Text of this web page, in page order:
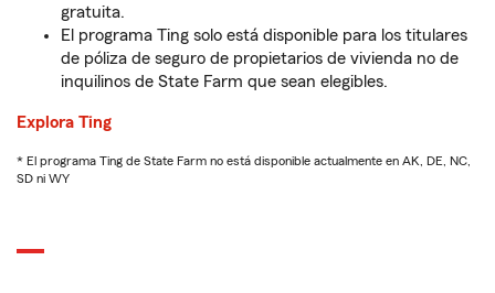
gratuita.
El programa Ting solo está disponible para los titulares
de póliza de seguro de propietarios de vivienda no de
inquilinos de State Farm que sean elegibles.
Explora Ting
* El programa Ting de State Farm no está disponible actualmente en AK, DE, NC,
SD ni WY